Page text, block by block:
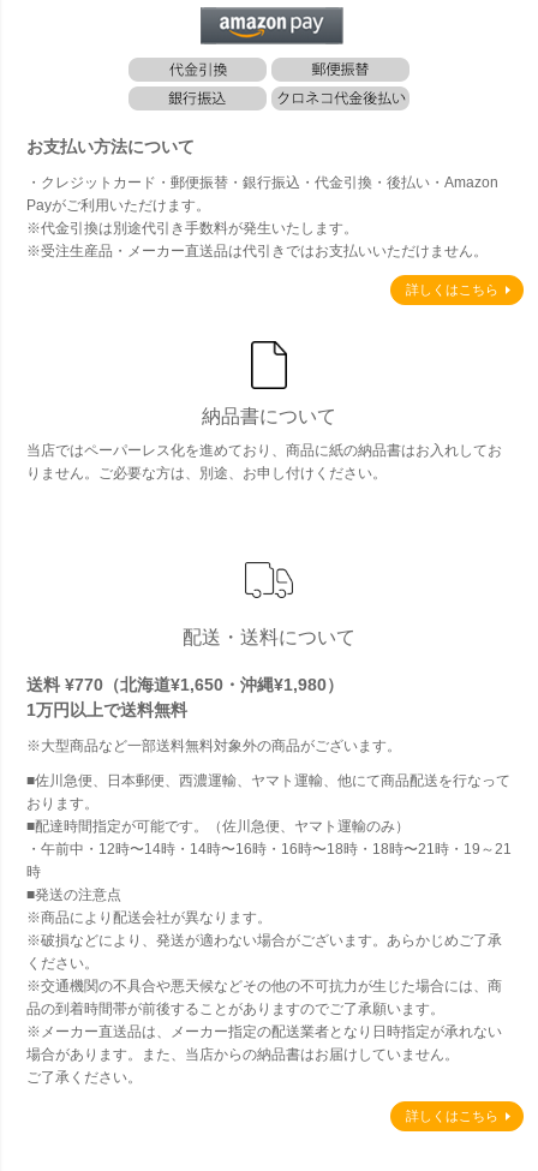
お支払い方法について
・クレジットカード・郵便振替・銀行振込・代金引換・後払い・Amazon
Payがご利用いただけます。
※代金引換は別途代引き手数料が発生いたします。
※受注生産品・メーカー直送品は代引きではお支払いいただけません。
詳しくはこちら
納品書について
当店ではペーパーレス化を進めており、商品に紙の納品書はお入れしてお
りません。ご必要な方は、別途、お申し付けください。
配送・送料について
送料 ¥770（北海道¥1,650・沖縄¥1,980）
1万円以上で送料無料
※大型商品など一部送料無料対象外の商品がございます。
■佐川急便、日本郵便、西濃運輸、ヤマト運輸、他にて商品配送を行なって
おります。
■配達時間指定が可能です。（佐川急便、ヤマト運輸のみ）
・午前中・12時〜14時・14時〜16時・16時〜18時・18時〜21時・19～21
時
■発送の注意点
※商品により配送会社が異なります。
※破損などにより、発送が適わない場合がございます。あらかじめご了承
ください。
※交通機関の不具合や悪天候などその他の不可抗力が生じた場合には、商
品の到着時間帯が前後することがありますのでご了承願います。
※メーカー直送品は、メーカー指定の配送業者となり日時指定が承れない
場合があります。また、当店からの納品書はお届けしていません。
ご了承ください。
詳しくはこちら